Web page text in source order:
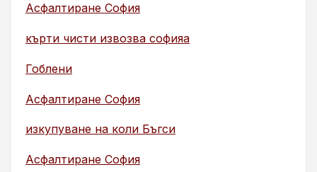
Асфалтиране София
кърти чисти извозва софияа
Гоблени
Асфалтиране София
изкупуване на коли Бъгси
Асфалтиране София